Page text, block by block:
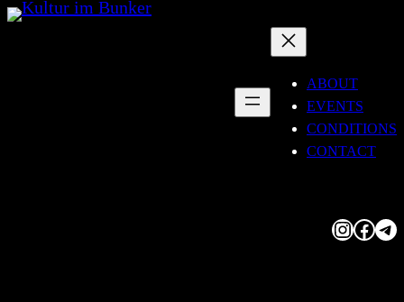
Skip
ABOUT
EVENTS
CONDITIONS
CONTACT
InstagramFacebook Telegram